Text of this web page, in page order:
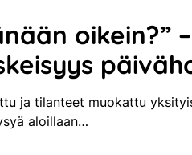
oikein?” –
ja tilanteet muokattu
aloillaan…